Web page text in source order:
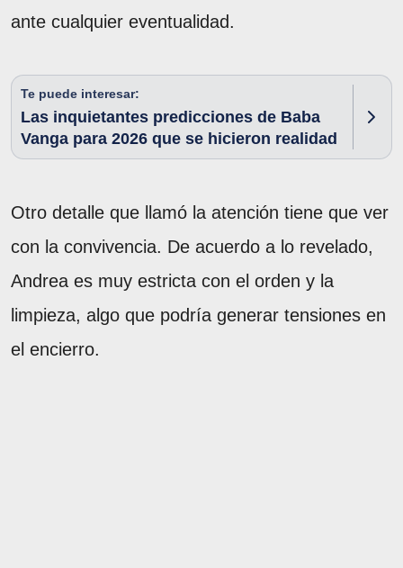
ante cualquier eventualidad.
Te puede interesar:
Las inquietantes predicciones de Baba
Vanga para 2026 que se hicieron realidad
Otro detalle que llamó la atención tiene que ver
con la convivencia. De acuerdo a lo revelado,
Andrea es muy estricta con el orden y la
limpieza, algo que podría generar tensiones en
el encierro.